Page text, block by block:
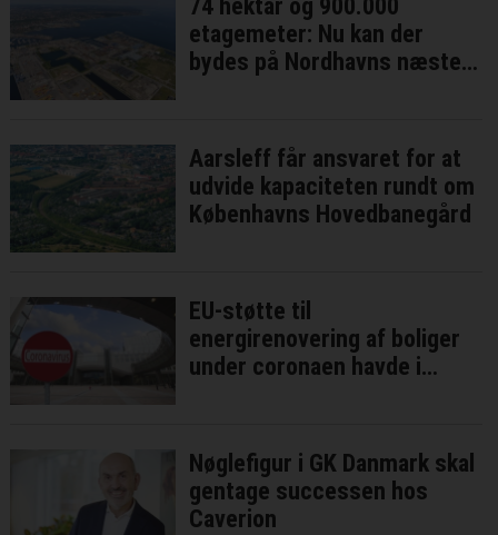
74 hektar og 900.000
etagemeter: Nu kan der
bydes på Nordhavns næste
Aarsleff får ansvaret for at
udvide kapaciteten rundt om
Københavns Hovedbanegård
EU-støtte til
energirenovering af boliger
under coronaen havde i
Nøglefigur i GK Danmark skal
gentage successen hos
Caverion